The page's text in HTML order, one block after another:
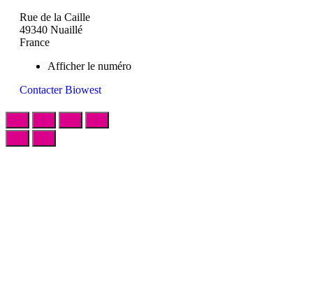
Rue de la Caille
49340 Nuaillé
France
Afficher le numéro
Contacter Biowest